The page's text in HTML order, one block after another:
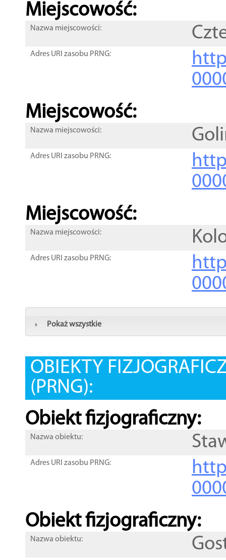
Miejscowość:
Nazwa miejscowości:
Adres URI zasobu PRNG:
Miejscowość:
Nazwa miejscowości:
Adres URI zasobu PRNG:
Miejscowość:
Nazwa miejscowości:
Adres URI zasobu PRNG:
Pokaż wszystkie
OBIEKTY
(PRNG):
Obiekt fizjograficzny:
Nazwa obiektu:
Adres URI zasobu PRNG:
Obiekt fizjograficzny:
Nazwa obiektu: